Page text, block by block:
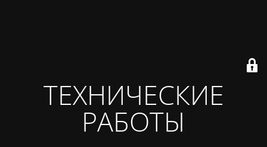
ТЕХНИЧЕСКИЕ
РАБОТЫ